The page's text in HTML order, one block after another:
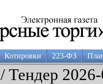
Котировки 223-ФЗ
/ Тендер